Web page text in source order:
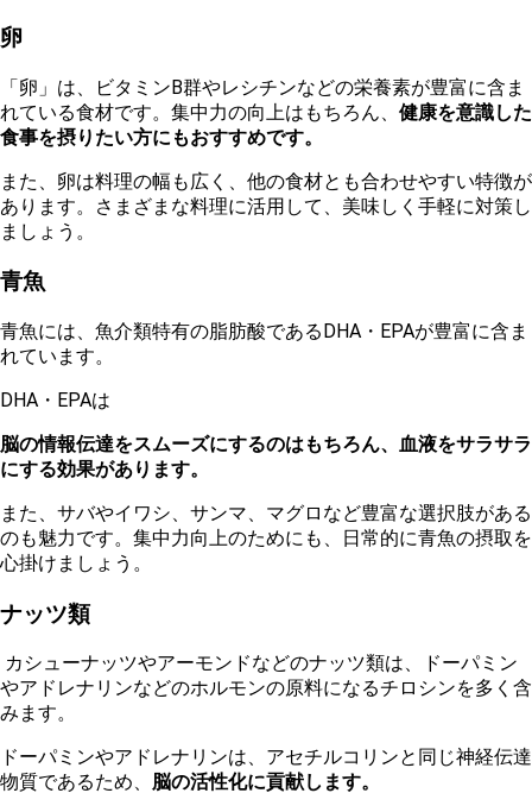
卵
「卵」は、ビタミンB群やレシチンなどの栄養素が豊富に含ま
れている食材です。集中力の向上はもちろん、 健康を意識した
食事を摂りたい方にもおすすめです。
ま た、卵は料理の幅も広く、他の食材とも合わせやすい特徴が
あります。さまざまな料理に活用して、美味しく手軽に対策し
ましょう。
青魚
青魚には、魚介類特有の脂肪酸であるDHA・EPAが豊富に含ま
れています。
DHA・EPAは
脳の情報伝達をスムーズにするのはもちろん、血液をサラサラ
にする効果があります。
また、サバやイワシ、サンマ、マグロなど豊富な選択肢がある
のも魅力です。集中力向上のためにも、日常的に青魚の摂取を
心掛けましょう。
ナッツ類
カシューナッツやアーモンドなどのナッツ類は、ドーパミン
やアドレナリンなどのホルモンの原料になるチロシンを多く含
みます。
ドーパミンやアドレナリンは、アセチルコリンと同じ神経伝達
物質であるため、 脳の活性化に貢献します。